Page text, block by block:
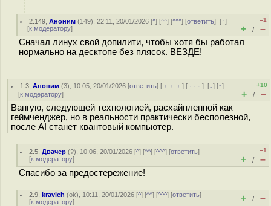
2.149 ,Аноним (149), 22:11, 20/01/2026 [^] [^^] [^^^] [ответить][↑]
[к модератору]
–1
+ / –
Сначал линух свой допилити, чтобы хотя бы работал
нормально на десктопе без плясок. ВЕЗДЕ!
1.3 ,Аноним (3), 10:05, 20/01/2026 [ответить] [ ﹢﹢﹢] [ · · ·][↓] [↑]
[к модератору]
+10
+ / –
Вангую, следующей технологией, расхайпленной как
геймченджер, но в реальности практически бесполезной,
после AI станет квантовый компьютер.
2.5 ,Двачер (?), 10:06, 20/01/2026 [^] [^^] [^^^] [ответить]
[к модератору]
–1
+ / –
Спасибо за предостережение!
2.9 ,kravich (ok), 10:11, 20/01/2026 [^] [^^] [^^^] [ответить]
[к модератору] + / –